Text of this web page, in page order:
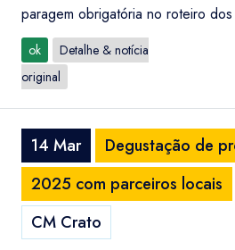
paragem obrigatória no roteiro
ok
Detalhe & notícia
original
14 Mar
Degustação de
2025 com parceiros locais
CM Crato